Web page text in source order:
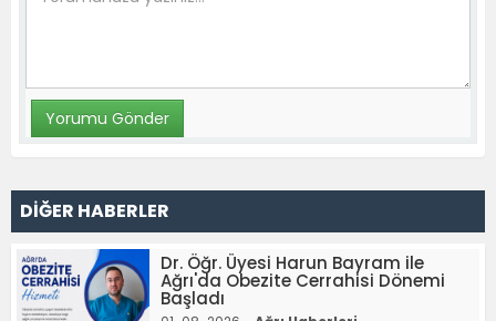
DİĞER HABERLER
Dr. Öğr. Üyesi Harun Bayram ile
Ağrı'da Obezite Cerrahisi Dönemi
Başladı